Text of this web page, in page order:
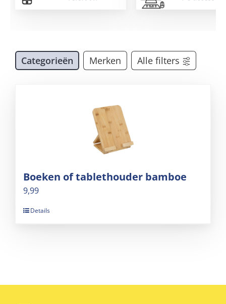
Categorieën Merken Alle filters
Boeken of tablethouder bamboe
9,99
Details